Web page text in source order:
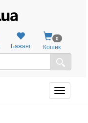
Бажані
0
Кошик